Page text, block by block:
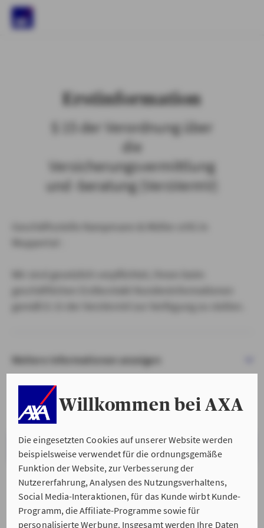
Willkommen bei AXA
Die eingesetzten Cookies auf unserer Website werden
beispielsweise verwendet für die ordnungsgemäße
Funktion der Website, zur Verbesserung der
Nutzererfahrung, Analysen des Nutzungsverhaltens,
Social Media-Interaktionen, für das Kunde wirbt Kunde-
Programm, die Affiliate-Programme sowie für
personalisierte Werbung. Insgesamt werden Ihre Daten
Erstinformation
§ 15 der Verordnung über
die
Versicherungsvermittlung
und -beratung (VersVermV)
Weitere Informationen anzeigen
VERSTANDEN & WEITER